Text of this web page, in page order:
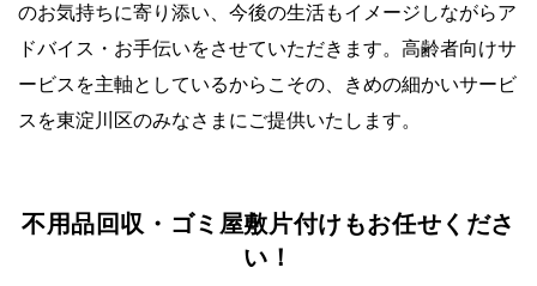
のお気持ちに寄り添い、今後の生活もイメージしながらア
ドバイス・お手伝いをさせていただきます。高齢者向けサ
ービスを主軸としているからこその、きめの細かいサービ
スを東淀川区のみなさまにご提供いたします。
不用品回収・ゴミ屋敷片付けもお任せくださ
い！